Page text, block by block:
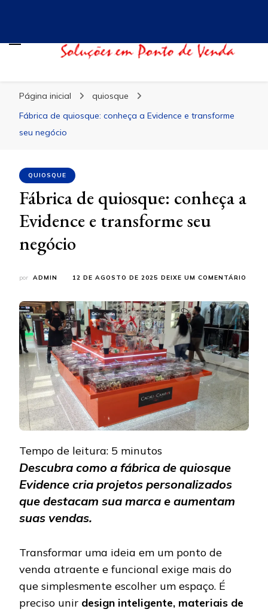
Página inicial
quiosque
Fábrica de quiosque: conheça a Evidence e transforme
seu negócio
QUIOSQUE
Fábrica de quiosque: conheça a
Evidence e transforme seu
negócio
por ADMIN 12 DE AGOSTO DE 2025 DEIXE UM COMENTÁRIO
A
E
SEU
Tempo de leitura: 5 minutos
Descubra como a fábrica de quiosque
Evidence cria projetos personalizados
que destacam sua marca e aumentam
suas vendas.
Transformar uma ideia em um ponto de
venda atraente e funcional exige mais do
que simplesmente escolher um espaço. É
preciso unir design inteligente, materiais de